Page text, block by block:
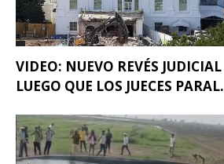
VIDEO: NUEVO REVÉS
LUEGO QUE LOS JUECES